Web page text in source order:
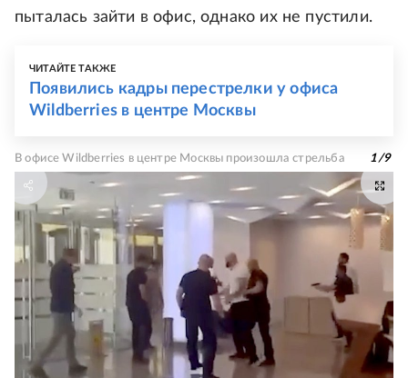
пыталась зайти в офис, однако их не пустили.
ЧИТАЙТЕ ТАКЖЕ
Появились кадры перестрелки у офиса
Wildberries в центре Москвы
В офисе Wildberries в центре Москвы произошла стрельба 1/9